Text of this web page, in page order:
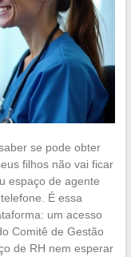
se pode obter
filhos não vai ficar
espaço de agente
É essa
um acesso
Comitê de Gestão
de RH nem esperar